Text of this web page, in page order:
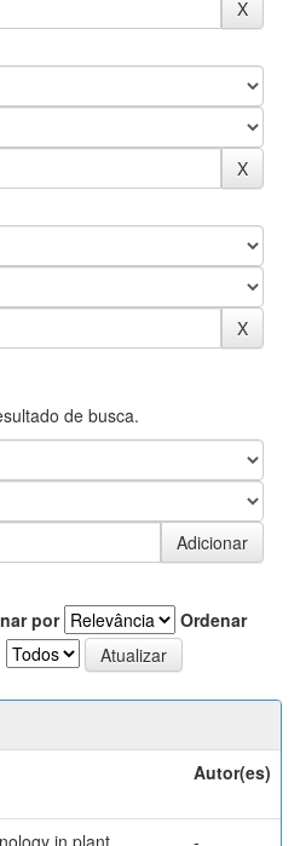
de busca.
por
Ordenar
Autor(es)
in plant
-